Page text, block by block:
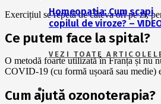
Homeopatia: Cum scapi
copilul de viroze? –
VEZI TOATE
Exercițiul se repetă de câteva ori pe zi,
Ce putem face la spital?
O metodă foarte utilizată în Franța și nu
COVID-19 (cu formă ușoară sau medie)
Cum ajută ozonoterapia?